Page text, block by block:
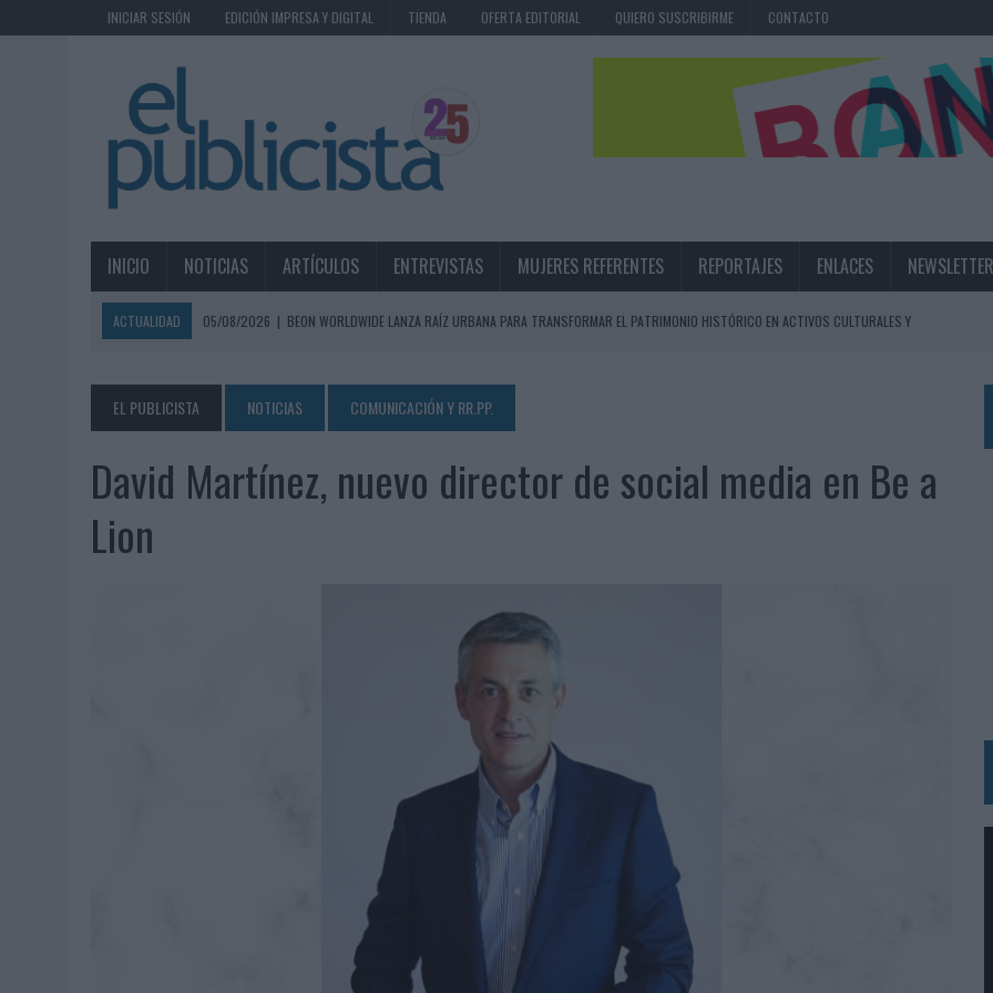
INICIAR SESIÓN EDICIÓN IMPRESA Y DIGITAL TIENDA OFERTA EDITORIAL QUIERO SUSCRIBIRME CONTACTO
INICIO NOTICIAS ARTÍCULOS ENTREVISTAS MUJERES REFERENTES REPORTAJES ENLACES NEWSLETTER
ACTUALIDAD 05/08/2026 | BEON WORLDWIDE LANZA RAÍZ URBANA PARA TRANSFORMAR EL PATRIMONIO HISTÓRICO EN ACTIVOS CULTURALES Y
FABRA COMUNICACIÓN INCORPORA A CASONÁ Y ASUME LA GESTIÓN DE SUS RELACIONES CON LOS MEDIOS
05/08/2026 | LOPESAN HOTELS & RESORTS ACERCA EL PARAÍSO CANARIO EN SU ÚLTIMA CAMPAÑA INTERNACIONAL
05/08/2026
|
LUIS ARQUILLOS (BURGO DE ARIAS): “LA CONSTRUCCIÓN DE MARCA A LARGO PLAZO Y LA MEDICIÓN SON DOS CARAS DE LA MISMA
MONEDA”
‘EL FÚTBOL SIN LAS PERSONAS’, DE DENTSU CREATIVE PARA ORANGE
CAPAZ, LA CERVEZA QUE CONVIERTE CADA BOTELLA EN UNA OPORTUNIDAD DE INCLUSIÓN
BABARIA Y MAXIBON SON ‘EL MATCH PERFECTO DEL VERANO’
AUDIBLE REIVINDICA EL PODER TRANSFORMADOR DEL AUDIO EN SU NUEVA CAMPAÑA GLOBAL DE MARCA
‘VUELVE EL FÚTBOL. VUELVE A SOÑAR’, DE VML PARA MOVISTAR
MOVISTAR APELA A LA ILUSIÓN DE LAS AFICIONES PARA EL REGRESO DEL FÚTBOL
EL REAL BETIS INVITA A LOS AFICIONADOS A DISEÑAR SU PRÓXIMA CAMISETA FOREVER GREEN
KFC CONVIERTE LOS UBER EN UN HOMENAJE AL UNIVERSO DE 'LOS SIMPSON'
BACK MARKET PONE A LA MADRE DE SU FUNDADOR COMO AVAL DE SU CALIDAD
PRESENTADO EL JURADO DE LOS PREMIOS DE MARKETING Y COMUNICACIÓN EN EL SECTOR ASEGURADOR 2026
‘FROZEN DUNKIN’ X CALIPPO®’, AUTOPRODUCCIÓN DE DUNKIN’
EL PUBLICISTA NOTICIAS COMUNICACIÓN Y RR.PP.
David Martínez, nuevo director de social media en Be a
Lion